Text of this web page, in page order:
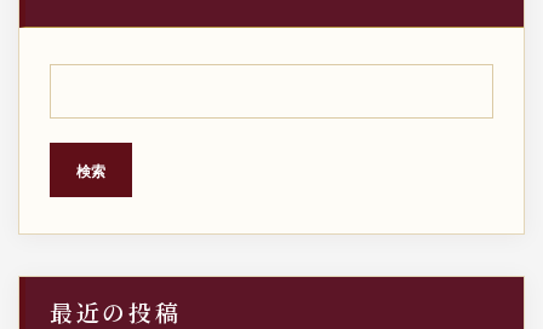
検索
最近の投稿